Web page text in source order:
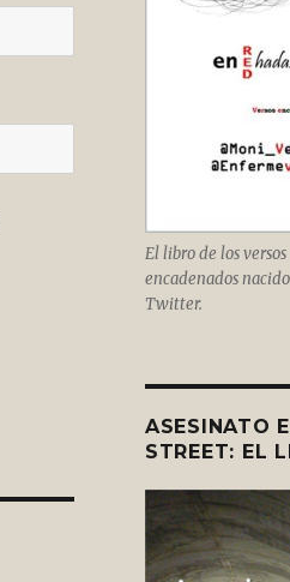
El libro de los versos
encadenados
Twitter.
ASESINATO
STREET: EL